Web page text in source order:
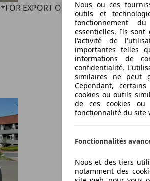
EXPORT OUT OF EU*
Nous ou ces
outils et
fonctionnement
essentielles. Ils sont
l'activité de
importantes telles
informations de
confidentialité.
similaires ne peut
Cependant,
cookies ou outils
de ces cookies
fonctionnalité du site
Fonctionnalités
Nous et des tiers
notamment des